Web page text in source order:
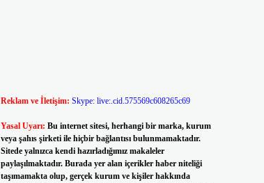
Reklam ve İletişim: Skype: live:.cid.575569c608265c69
Yasal Uyarı: Bu internet sitesi, herhangi bir marka, kurum
veya şahıs şirketi ile hiçbir bağlantısı bulunmamaktadır.
Sitede yalnızca kendi hazırladığımız makaleler
paylaşılmaktadır. Burada yer alan içerikler haber niteliği
taşımamakta olup, gerçek kurum ve kişiler hakkında